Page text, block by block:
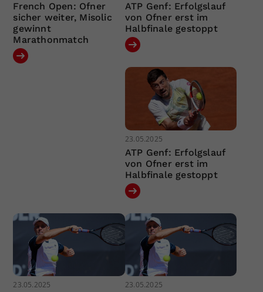
French Open: Ofner
sicher weiter, Misolic
gewinnt
Marathonmatch
ATP Genf: Erfolgslauf
von Ofner erst im
Halbfinale gestoppt
23.05.2025
ATP Genf: Erfolgslauf
von Ofner erst im
Halbfinale gestoppt
23.05.2025 23.05.2025